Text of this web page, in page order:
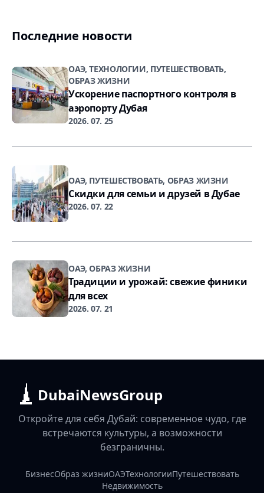
Последние новости
ОАЭ, ТЕХНОЛОГИИ, ПУТЕШЕСТВОВАТЬ,
ОБРАЗ ЖИЗНИ
Ускорение паспортного контроля в
аэропорту Дубая
2026. 07. 25
ОАЭ, ПУТЕШЕСТВОВАТЬ, ОБРАЗ ЖИЗНИ
Скидки для семьи и друзей в Дубае
2026. 07. 22
ОАЭ, ОБРАЗ ЖИЗНИ
Традиции и урожай: свежие финики
для всех
2026. 07. 21
DubaiNewsGroup
Откройте для себя Дубай: современное чудо, где
встречаются культуры, а возможности
безграничны.
БизнесОбраз жизниОАЭТехнологииПутешествовать
Недвижимость